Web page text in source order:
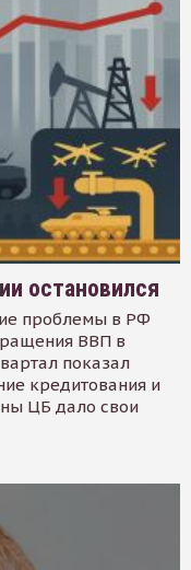
остановился
проблемы в РФ
ВВП в
показал
кредитования и
ЦБ дало свои